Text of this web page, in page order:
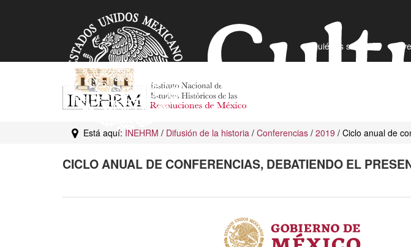
¿Quiénes somos?
Está aquí: INEHRM / Difusión de la historia / Conferencias / 2019 / Ciclo anual de
CICLO ANUAL DE CONFERENCIAS, DEBATIENDO EL